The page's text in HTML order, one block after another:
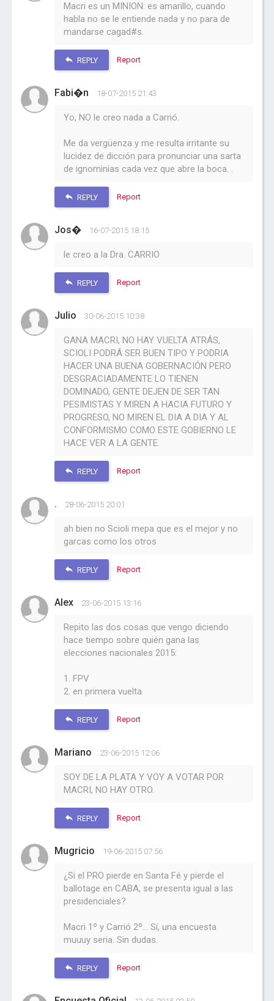
Macri es un MINION: es amarillo, cuando
habla no se le entiende nada y no para de
mandarse cagad#s.
REPLY Report
Fabi�n 18-07-2015 21:43
Yo, NO le creo nada a Carrió.
Me da vergüenza y me resulta irritante su
lucidez de dicción para pronunciar una sarta
de ignominias cada vez que abre la boca. .
REPLY Report
Jos� 16-07-2015 18:15
le creo a la Dra. CARRIO
REPLY Report
Julio 30-06-2015 10:38
GANA MACRI, NO HAY VUELTA ATRÁS,
SCIOLI PODRÁ SER BUEN TIPO Y PODRIA
HACER UNA BUENA GOBERNACIÓN PERO
DESGRACIADAMENTE LO TIENEN
DOMINADO, GENTE DEJEN DE SER TAN
PESIMISTAS Y MIREN A HACIA FUTURO Y
PROGRESO, NO MIREN EL DIA A DIA Y AL
CONFORMISMO COMO ESTE GOBIERNO LE
HACE VER A LA GENTE.
REPLY Report
. 28-06-2015 20:01
ah bien no Scioli mepa que es el mejor y no
garcas como los otros
REPLY Report
Alex 23-06-2015 13:16
Repito las dos cosas que vengo diciendo
hace tiempo sobre quién gana las
elecciones nacionales 2015:
1. FPV
2. en primera vuelta
REPLY Report
Mariano 23-06-2015 12:06
SOY DE LA PLATA Y VOY A VOTAR POR
MACRI, NO HAY OTRO.
REPLY Report
Mugricio 19-06-2015 07:56
¿Si el PRO pierde en Santa Fé y pierde el
ballotage en CABA, se presenta igual a las
presidenciales?
Macri 1º y Carrió 2º... Sí, una encuesta
muuuy seria. Sin dudas.
REPLY Report